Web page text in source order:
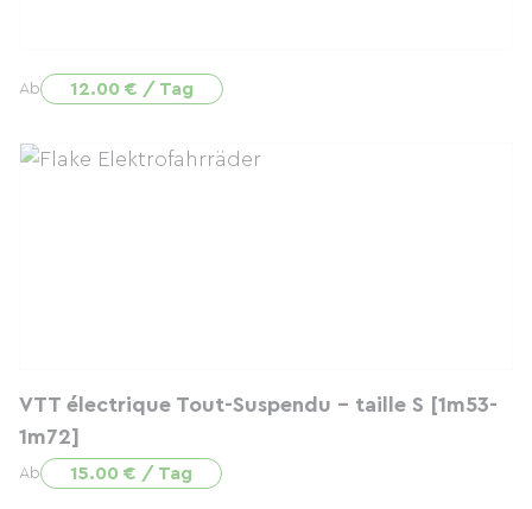
Ab 12.00 € / Tag
VTT électrique Tout-Suspendu - taille S [1m53-
1m72]
Ab 15.00 € / Tag